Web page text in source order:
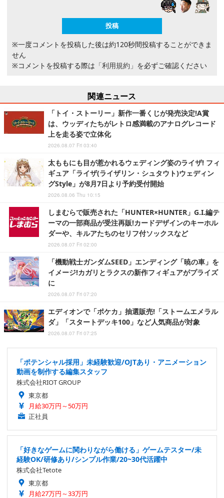
※一度コメントを投稿した後は約120秒間投稿することができま
せん
※コメントを投稿する際は 「利用規約」 を必ずご確認ください
関連ニュース
「トイ・ストーリー」新作一番くじが発売決定!A賞
は、ウッディたちがレトロ感満載のアナログレコード
上を走る姿で立体化
2026.08.07 Fri 03:40
太ももにも目が惹かれるウェディング姿のライザ! フィ
ギュア「ライザ(ライザリン・シュタウト)ウェディン
グStyle」が8月7日より予約受付開始
2026.08.06 Thu 10:15
しまむらで販売された「HUNTER×HUNTER」G.I.編テ
ーマの一部商品が受注再販!カードデザインのキーホル
ダーや、キルアたちのセリフ付ソックスなど
2026.08.07 Fri 02:00
「機動戦士ガンダムSEED」エンディング「暁の車」を
イメージ!カガリとラクスの新作フィギュアがプライズ
に
2026.08.07 Fri 07:20
エディオンで「ポケカ」抽選販売!「ストームエメラル
ダ」「スタートデッキ100」など人気商品が対象
2026.08.07 Fri 07:25
「ポテンシャル採用」未経験歓迎/OJTあり・アニメーション
動画を制作する編集スタッフ
株式会社RIOT GROUP
東京都
月給30万円～50万円
正社員
「好きなゲームに関わりながら働ける」ゲームテスター/未
経験OK/研修あり/シンプル作業/20~30代活躍中
株式会社Tetote
東京都
月給27万円～33万円